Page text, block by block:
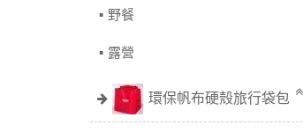
野餐
露營
環保帆布硬殼旅行袋包